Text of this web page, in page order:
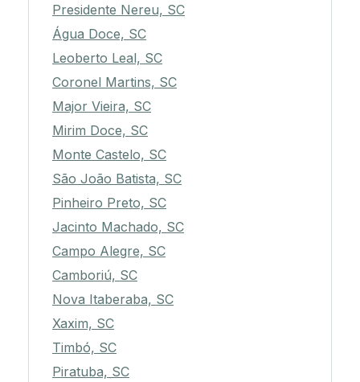
Presidente Nereu, SC
Água Doce, SC
Leoberto Leal, SC
Coronel Martins, SC
Major Vieira, SC
Mirim Doce, SC
Monte Castelo, SC
São João Batista, SC
Pinheiro Preto, SC
Jacinto Machado, SC
Campo Alegre, SC
Camboriú, SC
Nova Itaberaba, SC
Xaxim, SC
Timbó, SC
Piratuba, SC